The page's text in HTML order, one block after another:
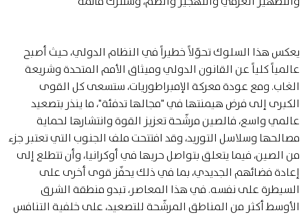
يعكس هذا السلوك تحوّلاً خطيراً في النظام الدولي، حيث أصبح
عالمياً كلياً عن القانون الدولي وميثاق الأمم المتحدة وشريعة
الغاب. ومع عودة معركة الإمبراطوريات، ستسعى كل القوى
الكبرى إلى فرض هيمنتها في "مجالها تدفئة"، ما ينذر بتصعيد
عالمي واسع، فالصين مرشّحة تعزيز القوة وانتشارها لحماية
مصالحها وسلاسل التوريد، وقد افتتحت ملف الجنوب التي تعتبر جزء
من الصين، فيما يتعلق بتواصل حربها في أوكرانيا، وأن تتطلع إلى
إعادة فضائهم الجديدي، بما في ذلك يحفّز قوى أخرى على
السيطرة على نفسه. في هذا المعاصر، تبدو منطقة الشرق
الأوسط أكثر من المناطق المرشّحة للتصعيد، على خلفية التنافس